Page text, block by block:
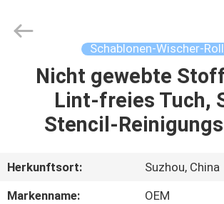
HAUS
PRODUKTE
ÜBER
UNS
Technology
Co.,Ltd.
Schablonen-Wischer-
Nicht gewebte
Lint-freies Tuch,
Stencil-
Herkunftsort:
Suzhou, China
Markenname:
OEM